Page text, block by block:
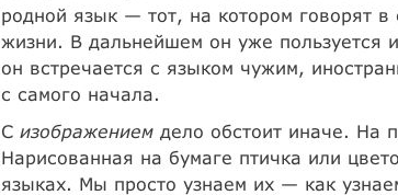
родной язык — тот, на котором говорят
жизни. В дальнейшем он уже пользуется
он встречается с языком чужим,
с самого начала.
С изображениемдело обстоит иначе. На
Нарисованная на бумаге птичка или
языках. Мы просто узнаем их — как